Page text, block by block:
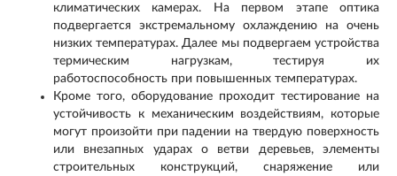
климатических камерах. На первом этапе оптика
подвергается экстремальному охлаждению на очень
низких температурах. Далее мы подвергаем устройства
термическим нагрузкам, тестируя их
работоспособность при повышенных температурах.
Кроме того, оборудование проходит тестирование на
устойчивость к механическим воздействиям, которые
могут произойти при падении на твердую поверхность
или внезапных ударах о ветви деревьев, элементы
строительных конструкций, снаряжение или